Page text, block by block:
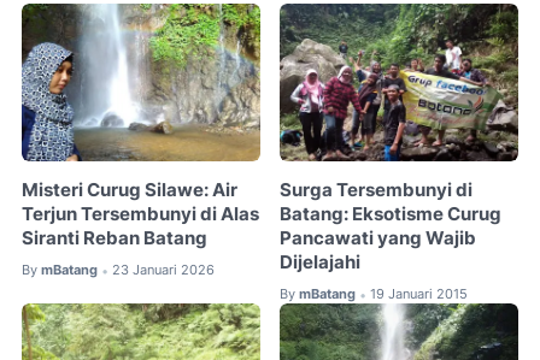
Misteri Curug Silawe: Air
Terjun Tersembunyi di Alas
Siranti Reban Batang
By mBatang • 23 Januari 2026
Surga Tersembunyi di
Batang: Eksotisme Curug
Pancawati yang Wajib
Dijelajahi
By mBatang • 19 Januari 2015